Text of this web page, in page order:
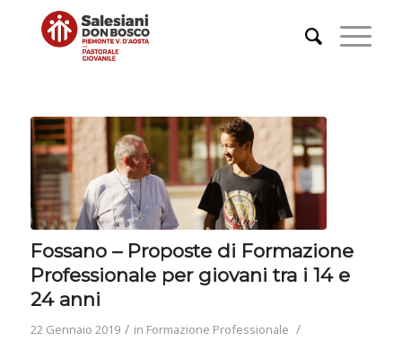
Fossano – Proposte di Formazione
Professionale per giovani tra i 14 e
24 anni
22 Gennaio 2019 / in Formazione Professionale /